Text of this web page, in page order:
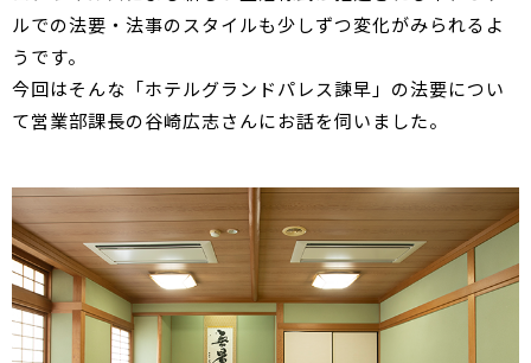
ルでの法要・法事のスタイルも少しずつ変化がみられるよ
うです。
今回はそんな「ホテルグランドパレス諫早」の法要につい
て営業部課長の谷崎広志さんにお話を伺いました。